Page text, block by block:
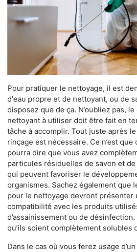
Pour pratiquer le nettoyage, il est
d'eau propre et de nettoyant, ou de
disposez que de ça. N’oubliez pas,
nettoyant à utiliser doit être fait en
tâche à accomplir. Tout juste après
rinçage est nécessaire. Ce n’est que
pourra dire que vous avez
particules résiduelles de savon et
qui peuvent favoriser le
organismes. Sachez également que
pour le nettoyage devront présenter
compatibilité avec les produits
d’assainissement ou de
qu’ils soient complètement solubles
Dans le cas où vous ferez usage